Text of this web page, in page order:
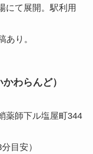
にて展開。駅利用
あり。
わらんど）
薬師下ル塩屋町344
目安）